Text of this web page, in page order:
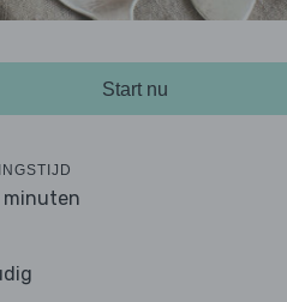
Start nu
minuten